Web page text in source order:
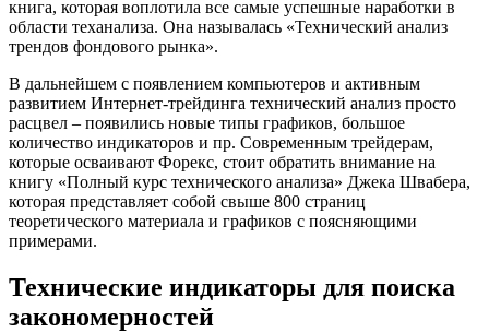
книга, которая воплотила все самые успешные наработки в
области теханализа. Она называлась «Технический анализ
трендов фондового рынка».
В дальнейшем с появлением компьютеров и активным
развитием Интернет-трейдинга технический анализ просто
расцвел – появились новые типы графиков, большое
количество индикаторов и пр. Современным трейдерам,
которые осваивают Форекс, стоит обратить внимание на
книгу «Полный курс технического анализа» Джека Швабера,
которая представляет собой свыше 800 страниц
теоретического материала и графиков с поясняющими
примерами.
Технические индикаторы для поиска
закономерностей